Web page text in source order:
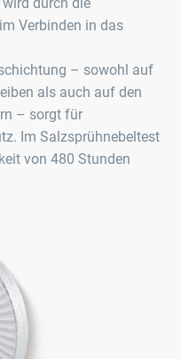
durch die
Verbinden in das
– sowohl auf
als auch auf den
– sorgt für
Im Salzsprühnebeltest
von 480 Stunden